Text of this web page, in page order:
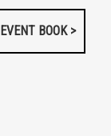
EVENT BOOK >